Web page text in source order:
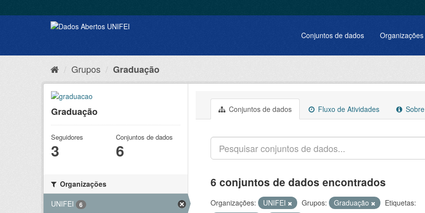
Conjuntos de dados Organizações
Grupos Graduação
Graduação
Seguidores
3
Conjuntos de dados
6
Organizações
UNIFEI
6
Conjuntos de dados Fluxo de Atividades Sobre
6 conjuntos de dados encontrados
Organizações: UNIFEI Grupos: Graduação
Etiquetas: